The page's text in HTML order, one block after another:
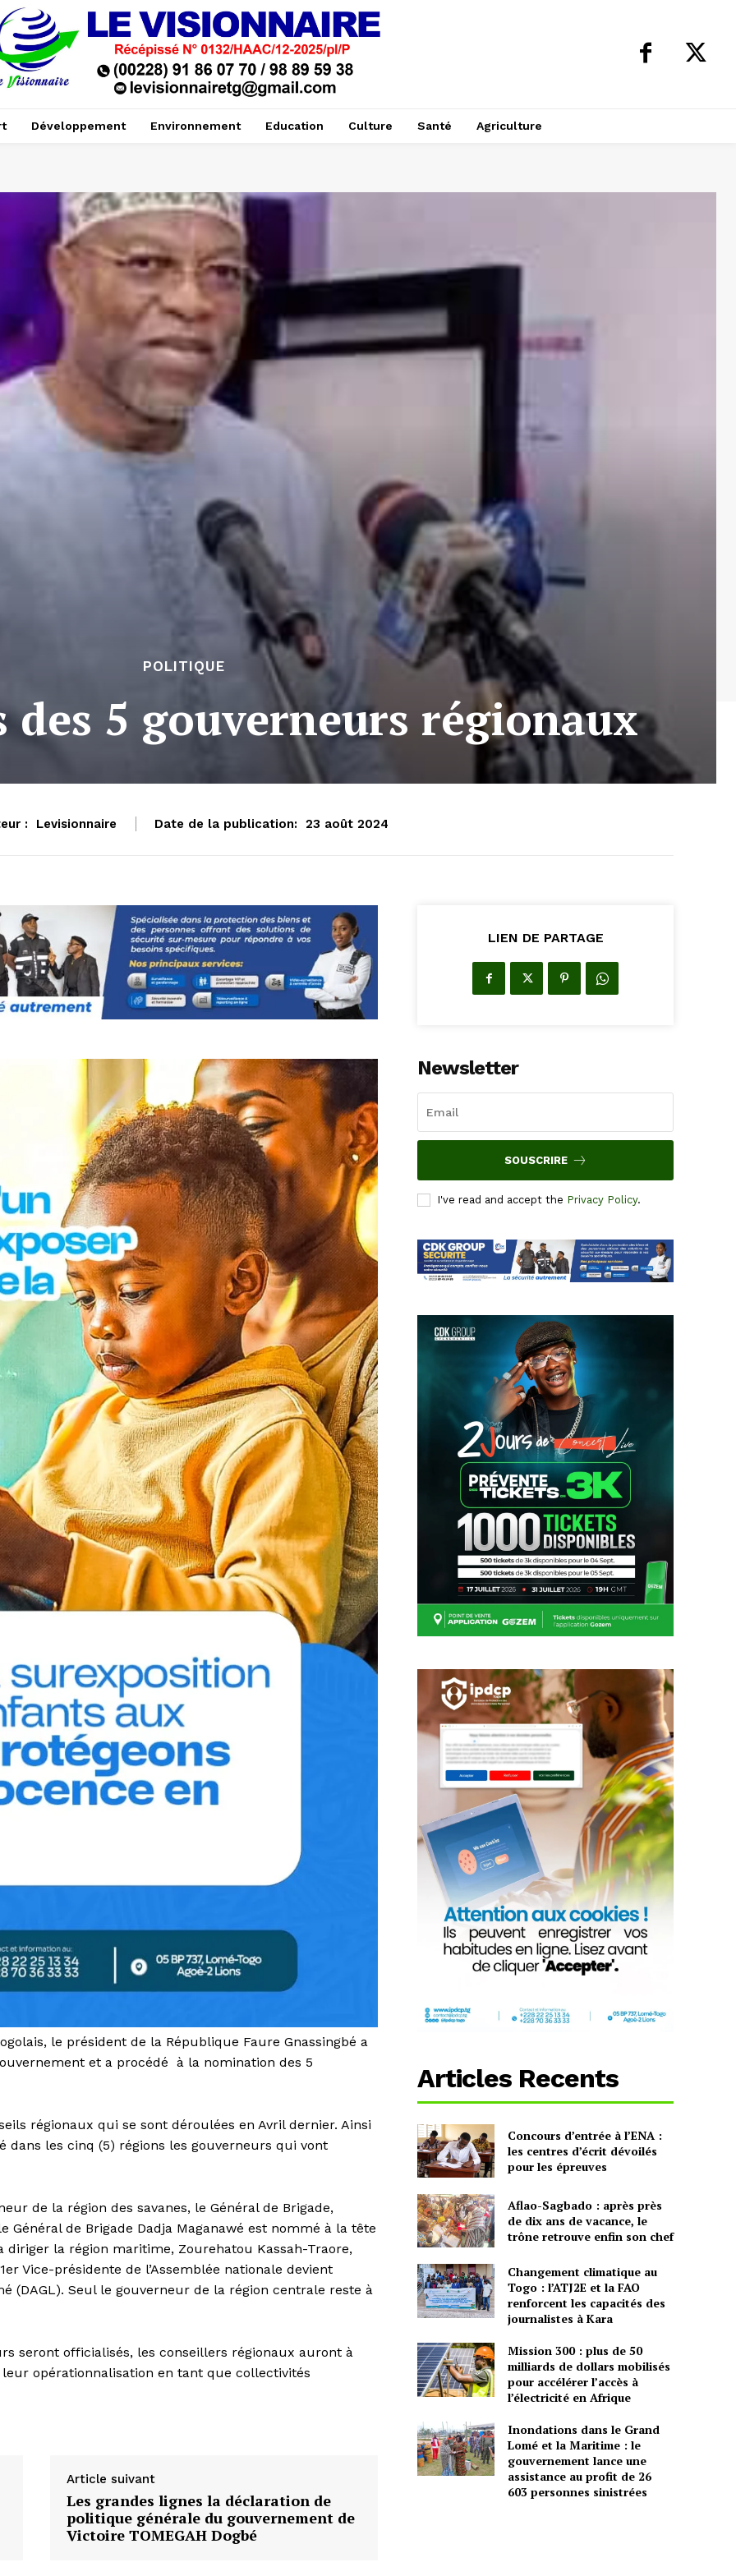
Développement Environnement Education Culture Santé Agriculture
POLITIQUE
5 gouverneurs régionaux
: Levisionnaire Date de la publication: 23 août 2024
le président de la République Faure Gnassingbé a
et a procédé à la nomination des 5
régionaux qui se sont déroulées en Avril dernier. Ainsi
dans les cinq (5) régions les gouverneurs qui vont
de la région des savanes, le Général de Brigade,
de Brigade Dadja Maganawé est nommé à la tête
diriger la région maritime, Zourehatou Kassah-Traore,
Vice-présidente de l’Assemblée nationale devient
(DAGL). Seul le gouverneur de la région centrale reste à
seront officialisés, les conseillers régionaux auront à
opérationnalisation en tant que collectivités
Article suivant
Les grandes lignes la déclaration de
politique générale du gouvernement de
Victoire TOMEGAH Dogbé
LIEN DE PARTAGE
Newsletter
SOUSCRIRE
I've read and accept the Privacy Policy.
Articles Recents
Concours d’entrée à l’ENA :
les centres d’écrit dévoilés
pour les épreuves
Aflao-Sagbado : après près
de dix ans de vacance, le
trône retrouve enfin son chef
Changement climatique au
Togo : l’ATJ2E et la FAO
renforcent les capacités des
journalistes à Kara
Mission 300 : plus de 50
milliards de dollars mobilisés
pour accélérer l’accès à
l’électricité en Afrique
Inondations dans le Grand
Lomé et la Maritime : le
gouvernement lance une
assistance au profit de 26
603 personnes sinistrées